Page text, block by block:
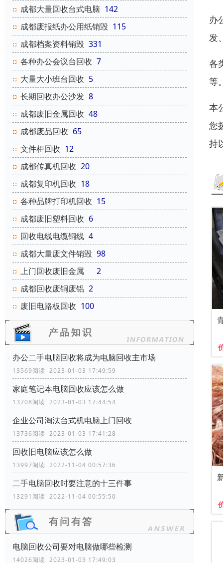
成都大量回收台式电脑 142
成都废报纸办公用纸销毁 115
成都档案资料销毁 331
各种办公会议台回收 7
大量大小班台回收 5
长期回收办公沙发 8
成都废旧金属回收 48
成都废品回收 65
文件柜回收 12
成都传真机回收 20
成都复印机回收 18
各种品牌打印机回收 15
成都废旧塑料回收 6
回收电线电缆铜线 4
成都大量废文件销毁 98
上门回收废旧金属
2
成都回收废铜废铝 2
废旧电路板回收 100
办公二手电脑回收将成为电脑回收主市场
13569阅读 2023-01-03 17:49:59
家庭笔记本电脑回收应该怎么做
13708阅读 2023-01-03 17:44:54
企业公司淘汰台式机电脑上门回收
13736阅读 2023-01-03 17:41:28
回收旧电脑应该怎么做
13997阅读 2022-11-04 00:57:36
二手电脑回收时要注意的十三件事
13291阅读 2022-11-04 00:55:50
电脑回收公司要对电脑做哪些检测
14026阅读 2023-01-03 17:49:03
办
发
各
等
本
您
持